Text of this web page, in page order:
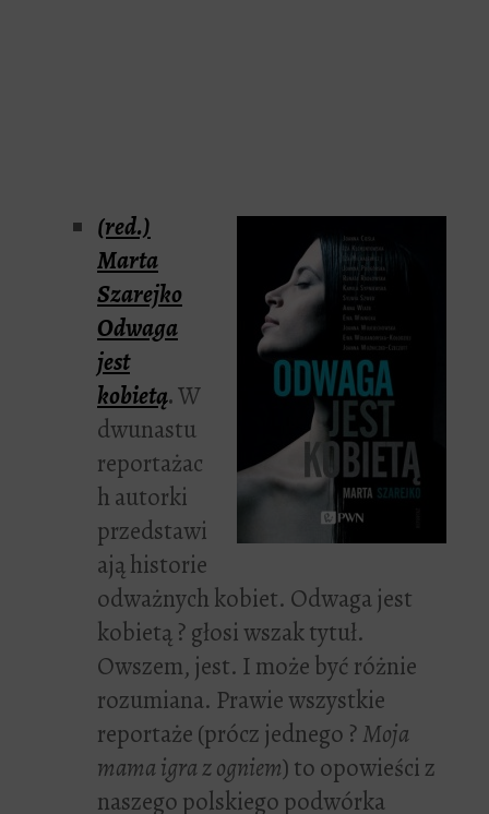
(red.)
Marta
Szarejko
Odwaga
jest
kobietą.W
dwunastu
reportażac
h autorki
przedstawi
ają historie
odważnych kobiet. Odwaga jest
kobietą ? głosi wszak tytuł.
Owszem, jest. I może być różnie
rozumiana. Prawie wszystkie
reportaże (prócz jednego ?Moja
mama igra z ogniem) to opowieści z
naszego polskiego podwórka